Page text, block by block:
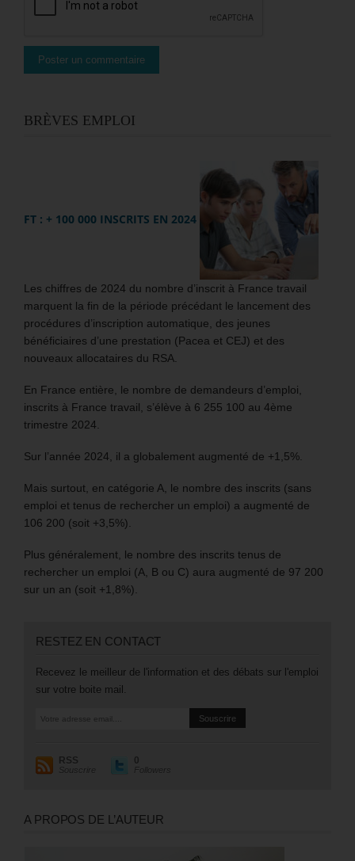
BRÈVES EMPLOI
FT : + 100 000 INSCRITS EN 2024
Les chiffres de 2024 du nombre d’inscrit à France travail
marquent la fin de la période précédant le lancement des
procédures d’inscription automatique, des jeunes
bénéficiaires d’une prestation (Pacea et CEJ) et des
nouveaux allocataires du RSA.
En France entière, le nombre de demandeurs d’emploi,
inscrits à France travail, s’élève à 6 255 100 au 4ème
trimestre 2024.
Sur l’année 2024, il a globalement augmenté de +1,5%.
Mais surtout, en catégorie A, le nombre des inscrits (sans
emploi et tenus de rechercher un emploi) a augmenté de
106 200 (soit +3,5%).
Plus généralement, le nombre des inscrits tenus de
rechercher un emploi (A, B ou C) aura augmenté de 97 200
sur un an (soit +1,8%).
RESTEZ EN CONTACT
Recevez le meilleur de l'information et des débats sur l'emploi
sur votre boite mail.
RSS
Souscrire
0
Followers
A PROPOS DE L’AUTEUR